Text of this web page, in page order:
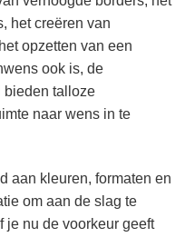
het creëren van
opzetten van een
ook is, de
bieden talloze
naar wens in te
aan kleuren, formaten en
om aan de slag te
je nu de voorkeur geeft